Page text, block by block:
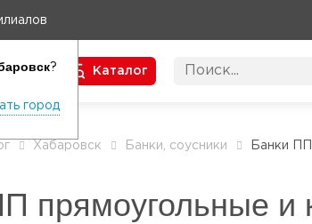
?
город
Каталог
Хабаровск Банки, соусники Банки ПП
прямоугольные и